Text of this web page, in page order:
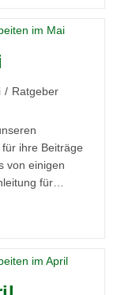
/ Ratgeber
ihre Beiträge
von einigen
für…